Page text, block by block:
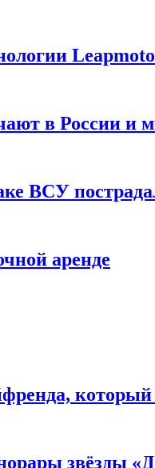
в России и
ВСУ
аренде
который
звёзды